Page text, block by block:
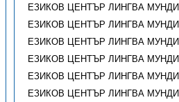
ЕЗИКОВ ЦЕНТЪР ЛИНГВА МУНДИ
ЕЗИКОВ ЦЕНТЪР ЛИНГВА МУНДИ
ЕЗИКОВ ЦЕНТЪР ЛИНГВА МУНДИ
ЕЗИКОВ ЦЕНТЪР ЛИНГВА МУНДИ
ЕЗИКОВ ЦЕНТЪР ЛИНГВА МУНДИ
ЕЗИКОВ ЦЕНТЪР ЛИНГВА МУНДИ